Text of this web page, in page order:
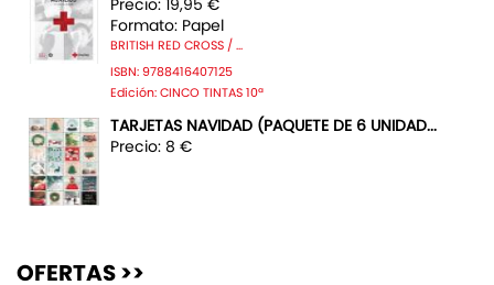
Precio: 19,95 €
Formato: Papel
BRITISH RED CROSS / ...
ISBN: 9788416407125
Edición: CINCO TINTAS 10ª
TARJETAS NAVIDAD (PAQUETE DE 6 UNIDAD...
Precio: 8 €
OFERTAS >>